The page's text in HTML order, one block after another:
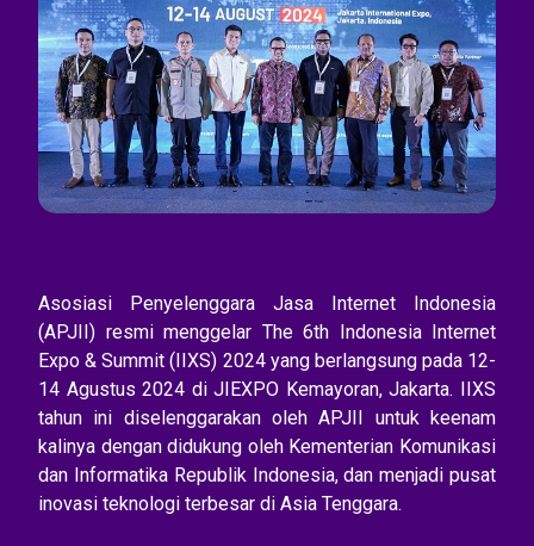
Asosiasi Penyelenggara Jasa Internet Indonesia
(APJII) resmi menggelar The 6th Indonesia Internet
Expo & Summit (IIXS) 2024 yang berlangsung pada 12-
14 Agustus 2024 di JIEXPO Kemayoran, Jakarta. IIXS
tahun ini diselenggarakan oleh APJII untuk keenam
kalinya dengan didukung oleh Kementerian Komunikasi
dan Informatika Republik Indonesia, dan menjadi pusat
inovasi teknologi terbesar di Asia Tenggara.